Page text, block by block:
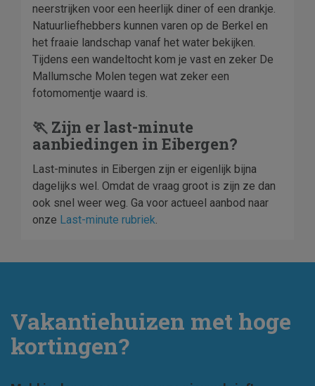
neerstrijken voor een heerlijk diner of een drankje.
Natuurliefhebbers kunnen varen op de Berkel en
het fraaie landschap vanaf het water bekijken.
Tijdens een wandeltocht kom je vast en zeker De
Mallumsche Molen tegen wat zeker een
fotomomentje waard is.
🏃 Zijn er last-minute
aanbiedingen in Eibergen?
Last-minutes in Eibergen zijn er eigenlijk bijna
dagelijks wel. Omdat de vraag groot is zijn ze dan
ook snel weer weg. Ga voor actueel aanbod naar
onze Last-minute rubriek.
Vakantiehuizen met hoge
kortingen?